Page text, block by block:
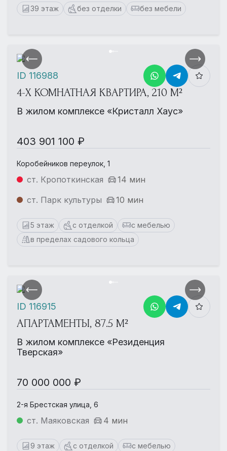
39 этаж без отделки без мебели
4-Х КОМНАТНАЯ КВАРТИРА, 210 М²
В жилом комплексе «Кристалл Хаус»
403 901 100 ₽
Коробейников переулок, 1
ст. Кропоткинская
14 мин
ст. Парк культуры
10 мин
5 этаж с отделкой
с мебелью
в пределах садового кольца
ID 116988
АПАРТАМЕНТЫ, 87.5 М²
В жилом комплексе «Резиденция
Тверская»
70 000 000 ₽
2-я Брестская улица, 6
ст. Маяковская 4 мин
9 этаж с отделкой
с мебелью
ID 116915